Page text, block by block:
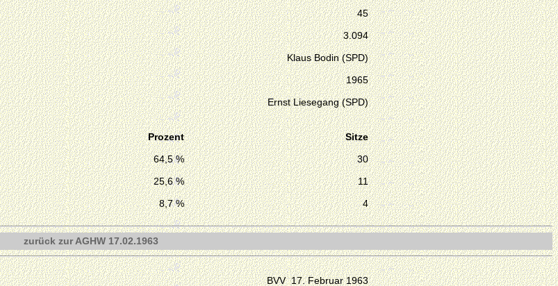
45
3.094
Klaus Bodin (SPD)
1965
Ernst Liesegang (SPD)
Prozent
Sitze
64,5 %
30
25,6 %
11
8,7 % 4
zurück zur AGHW 17.02.1963
BVV 17. Februar 1963